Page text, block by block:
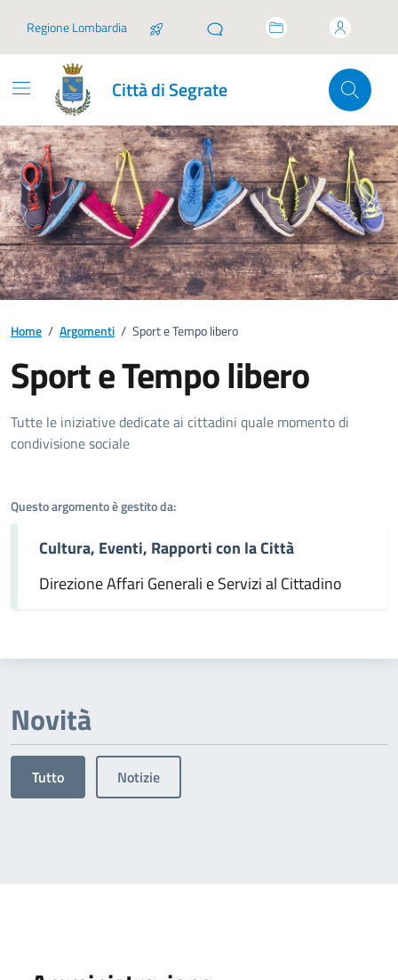
Regione Lombardia
Città di Segrate
Home / Argomenti / Sport e Tempo libero
Sport e Tempo libero
Dettagli dell'argomento
Tutte le iniziative dedicate ai cittadini quale momento di
condivisione sociale
Questo argomento è gestito da:
Cultura, Eventi, Rapporti con la Città
Direzione Affari Generali e Servizi al Cittadino
Novità
Tutto Notizie